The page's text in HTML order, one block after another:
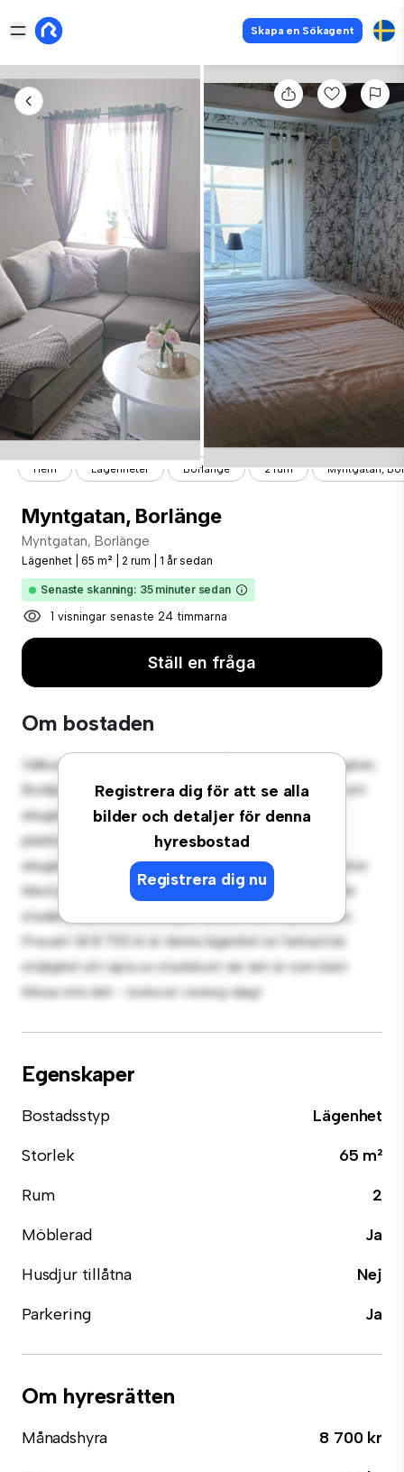
Skapa en Sökagent
Hem Lägenheter Borlänge 2 rum Myntgatan,
Myntgatan, Borlänge
Myntgatan, Borlänge
Lägenhet 65 m² 2 rum 1 år sedan
Senaste skanning: 35 minuter sedan
1 visningar senaste 24 timmarna
Ställ en fråga
Om bostaden
Registrera dig för att se alla
bilder och detaljer för denna
hyresbostad
Registrera dig nu
Välkommen till ditt nya urbana tillflyktsort på Myntgatan,
Borlänge! Denna moderna 2-rumslägenhet erbjuder ett
elegant och mysigt vardagsrum. Den öppna
planlösningen är perfekt för underhållning, och det
eleganta köket är utrustat med förstklassiga apparater.
Med sitt utmärkta läge ligger du bara några steg från
stadens bästa restauranger, butiker och nöjesställen.
Prisvärt till 8 700 kr är denna lägenhet en fantastisk
möjlighet att njuta av stadslivet när det är som bäst.
Missa inte det – boka en visning idag!
Egenskaper
Bostadsstyp
Lägenhet
Storlek
65 m²
Rum
2
Möblerad
Ja
Husdjur tillåtna
Nej
Parkering
Ja
Om hyresrätten
Månadshyra
8 700 kr